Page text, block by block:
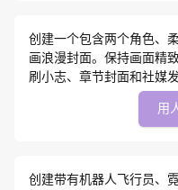
创建一个包含两个角色、
画浪漫封面。保持画面精
刷小志、章节封面和社媒发
用
创建带有机器人飞行员、